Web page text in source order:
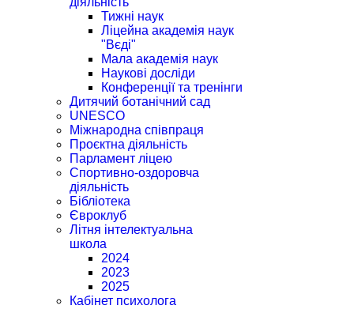
Тижні наук
Ліцейна академія наук
"Вєді"
Мала академія наук
Наукові досліди
Конференції та тренінги
Дитячий ботанічний сад
UNESCO
Міжнародна співпраця
Проєктна діяльність
Парламент ліцею
Спортивно-оздоровча
діяльність
Бібліотека
Євроклуб
Літня інтелектуальна
школа
2024
2023
2025
Кабінет психолога